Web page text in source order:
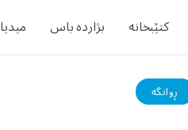
کتێبخانە بژاردە باس میدیا
ڕوانگە